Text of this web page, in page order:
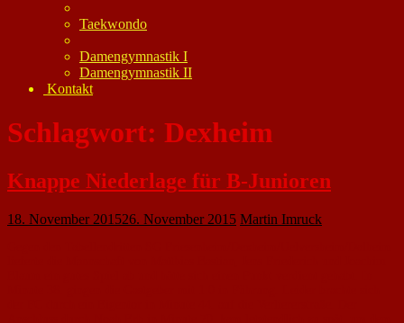
Taekwondo
Damengymnastik I
Damengymnastik II
Kontakt
Schlagwort: Dexheim
Knappe Niederlage für B-Junioren
18. November 201526. November 2015 Martin Imruck